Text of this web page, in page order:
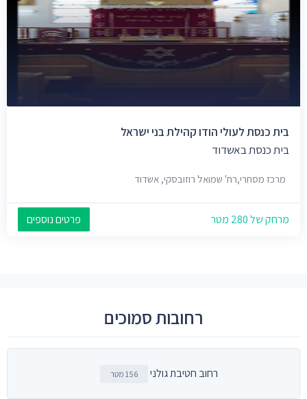
בית כנסת לעולי הודו קהילת בני ישראל
בית כנסת באשדוד
מרכז מסחרי,רח' שמואל רוזובסקי, אשדוד
מרחק של 280 מטר פרטים נוספים
רחובות סמוכים
רחוב חטיבת גולני 156 מטר